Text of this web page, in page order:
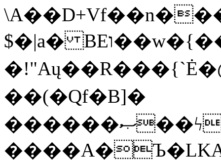
$�|a� BEו��w�{���;���q�X��d%�������W� hU�(�1�Ū}9�S�F<��i�L3�;�
��(�Qf�B]�
������ޞ��ϟak��r��_39$�8�p���7�2�yIZ�R��x��/